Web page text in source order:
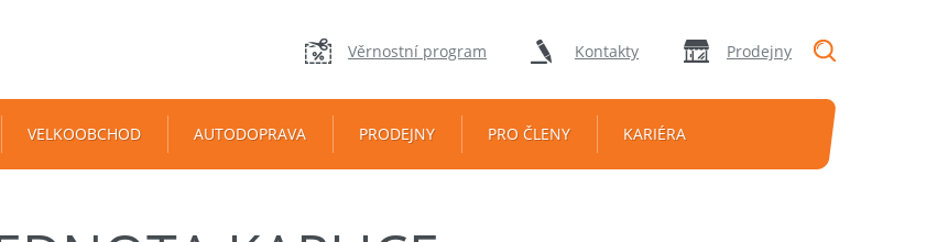
Věrnostní program Kontakty Prodejny
VELKOOBCHOD AUTODOPRAVA PRODEJNY PRO ČLENY KARIÉRA